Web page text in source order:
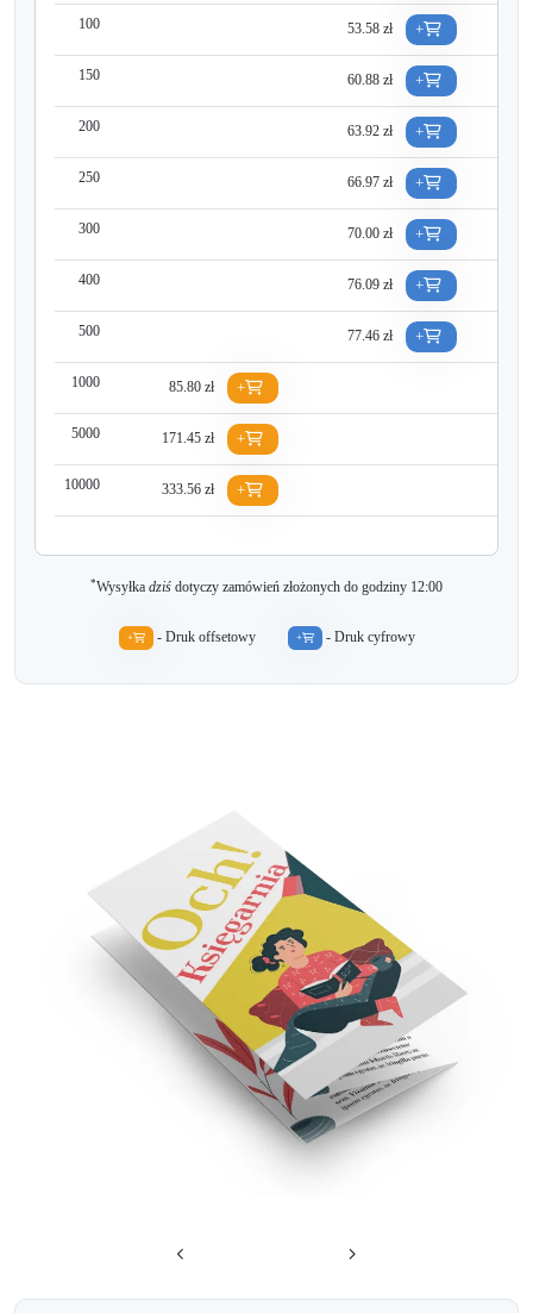
100 53.58 zł +
150 60.88 zł +
200 63.92 zł +
250 66.97 zł +
300 70.00 zł +
400 76.09 zł +
500 77.46 zł +
1000 85.80 zł +
5000 171.45 zł +
10000 333.56 zł +
*Wysyłka dziś dotyczy zamówień złożonych do godziny 12:00
+ - Druk offsetowy + - Druk cyfrowy